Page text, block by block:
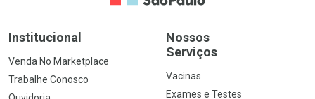
Institucional
Venda No Marketplace
Trabalhe Conosco
Nossos
Serviços
Vacinas
Exames e Testes